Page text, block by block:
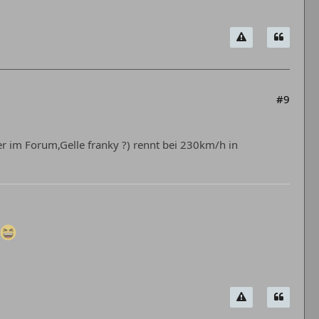
#9
im Forum,Gelle franky ?) rennt bei 230km/h in